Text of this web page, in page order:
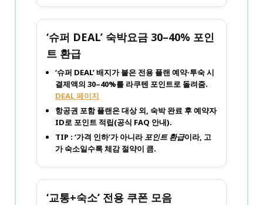
‘슈퍼 DEAL’ 숙박요금 30–40% 포인
트 환급
‘슈퍼 DEAL’ 배지가 붙은 전용 플랜 예약·투숙 시
결제액의 30–40%를 라쿠텐 포인트로 돌려줌.
DEAL 페이지
항공권 포함 플랜은 대상 외, 숙박 완료 후 예약자
ID로 포인트 적립(공식 FAQ 안내).
TIP : ‘가격 인하’가 아니라포인트 환급이라, 고
가 숙소일수록 체감 절약이 큼.
‘교통+숙소’ 전용 쿠폰 모음